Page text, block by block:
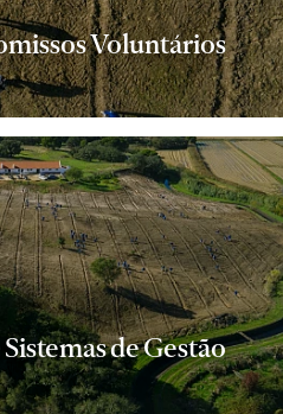
Voluntários
de Gestão